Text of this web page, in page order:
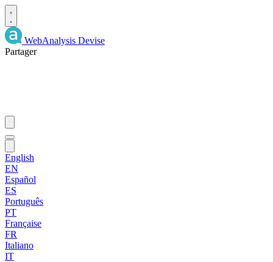
WebAnalysis Devise
Partager
English
EN
Español
ES
Português
PT
Française
FR
Italiano
IT